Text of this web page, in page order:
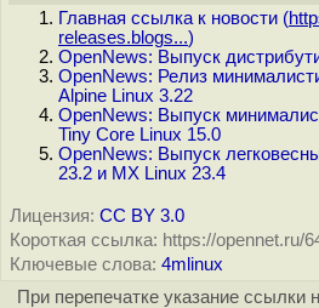
Главная ссылка к новости (
releases.blogs...)
OpenNews: Выпуск
OpenNews: Релиз
Alpine Linux 3.22
OpenNews: Выпуск
Tiny Core Linux 15.0
OpenNews: Выпуск
23.2 и MX Linux 23.4
Лицензия: CC BY 3.0
Короткая ссылка: https://opennet.ru/
Ключевые слова: 4mlinux
При перепечатке указание ссылки